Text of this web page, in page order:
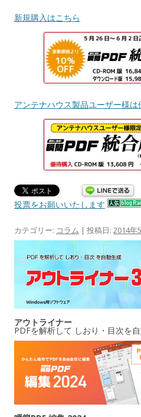
新規購入はこちら
アンテナハウス製品ユーザー様は
投票をお願いいたします
カテゴリー: コラム | 投稿日: 2014年
アウトライナー
PDFを解析して しおり・目次を